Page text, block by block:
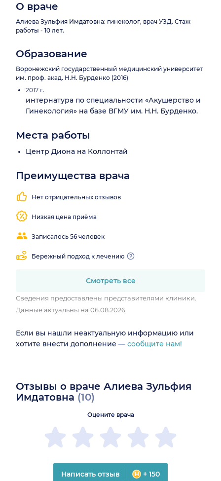
О враче
Алиева Зульфия Имдатовна: гинеколог, врач УЗД. Стаж
работы - 10 лет.
Образование
Воронежский государственный медицинский университет
им. проф. акад. Н.Н. Бурденко (2016)
2017 г.
интернатура по специальности «Акушерство и
Гинекология» на базе ВГМУ им. Н.Н. Бурденко.
Места работы
Центр Диона на Коллонтай
Преимущества врача
Нет отрицательных отзывов
Низкая цена приёма
Записалось 56 человек
Бережный подход к лечению
объяснения
Находит
пациентом
Смотреть все
Сведения предоставлены представителями клиники.
Данные актуальны на 06.08.2026
Если вы нашли неактуальную информацию или
хотите внести дополнение — сообщите нам!
Отзывы о враче Алиева Зульфия
Имдатовна (10)
Оцените врача
Написать отзыв + 150